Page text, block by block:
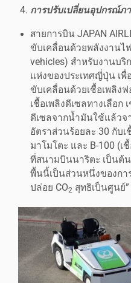
การปรับเปลี่ยนอุปกรณ์ภ
สายการบิน JAPAN
ขับเคลื่อนด้วยพลังงานไ
vehicles) สำหรับงานบ
แห่งของประเทศญี่ปุ่น เ
ขับเคลื่อนด้วยเชื้อเพลิง
เชื้อเพลิงดีเซลทางเลือก
ดีเซลจากน้ำมันใช้แล้วจ
อัตราส่วนร้อยละ 30 กับ
มาโมโตะ และ B-100 (เ
ที่สนามบินนาริตะ เป็นต้
พื้นนี้เป็นส่วนหนึ่งของกา
ปล่อย CO2 สุทธิเป็นศูนย์